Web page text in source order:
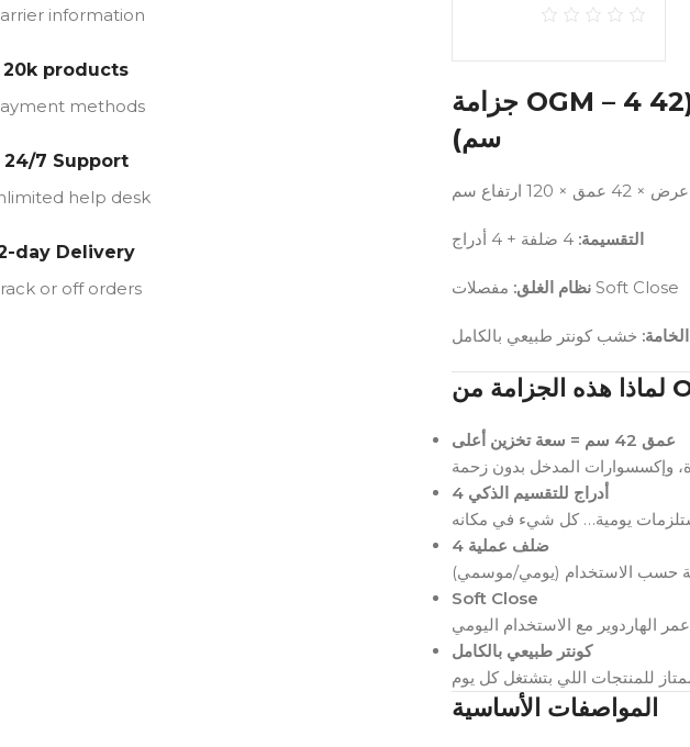
information
20k products
methods
24/7 Support
help desk
day Delivery
or off orders
جزامة OGM – 4 ضلفة + 4 أدراج | تنظيم أقوى وعمق أكبر (42
سم)
التقسيمة:
نظام الغلق: مفصلات Soft Close
الخامة: خشب كونتر طبيعي بالكامل
عمق 42 سم = سعة تخزين أعلى
4 أدراج للتقسيم الذكي
4 ضلف عملية
Soft Close
كونتر طبيعي بالكامل
المواصفات الأساسية